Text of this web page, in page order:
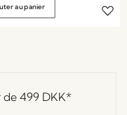
au panier
de 499 DKK*